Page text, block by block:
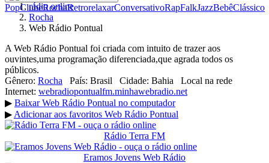
PopClubeRochaRetrorelaxarConversativoRapFalkJazzBebêClássico
rádio online
Rocha
Web Rádio Pontual
A Web Rádio Pontual foi criada com intuito de trazer aos
ouvintes,uma programação diferenciada,que agrada todos os
públicos.
Gênero: Rocha País: Brasil Cidade: Bahia Local na rede
Internet: webradiopontualfm.minhawebradio.net
▶ Baixar Web Rádio Pontual no computador
▶ Adicionar aos favoritos Web Rádio Pontual
Rádio Terra FM
Eramos Jovens Web Rádio